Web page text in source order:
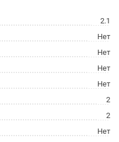
2.1
Нет
Нет
Нет
Нет
2
2
Нет